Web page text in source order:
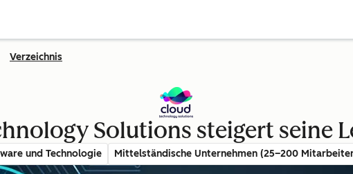
Verzeichnis
Solutions steigert seine
und Technologie Mittelständische Unternehmen (25–200